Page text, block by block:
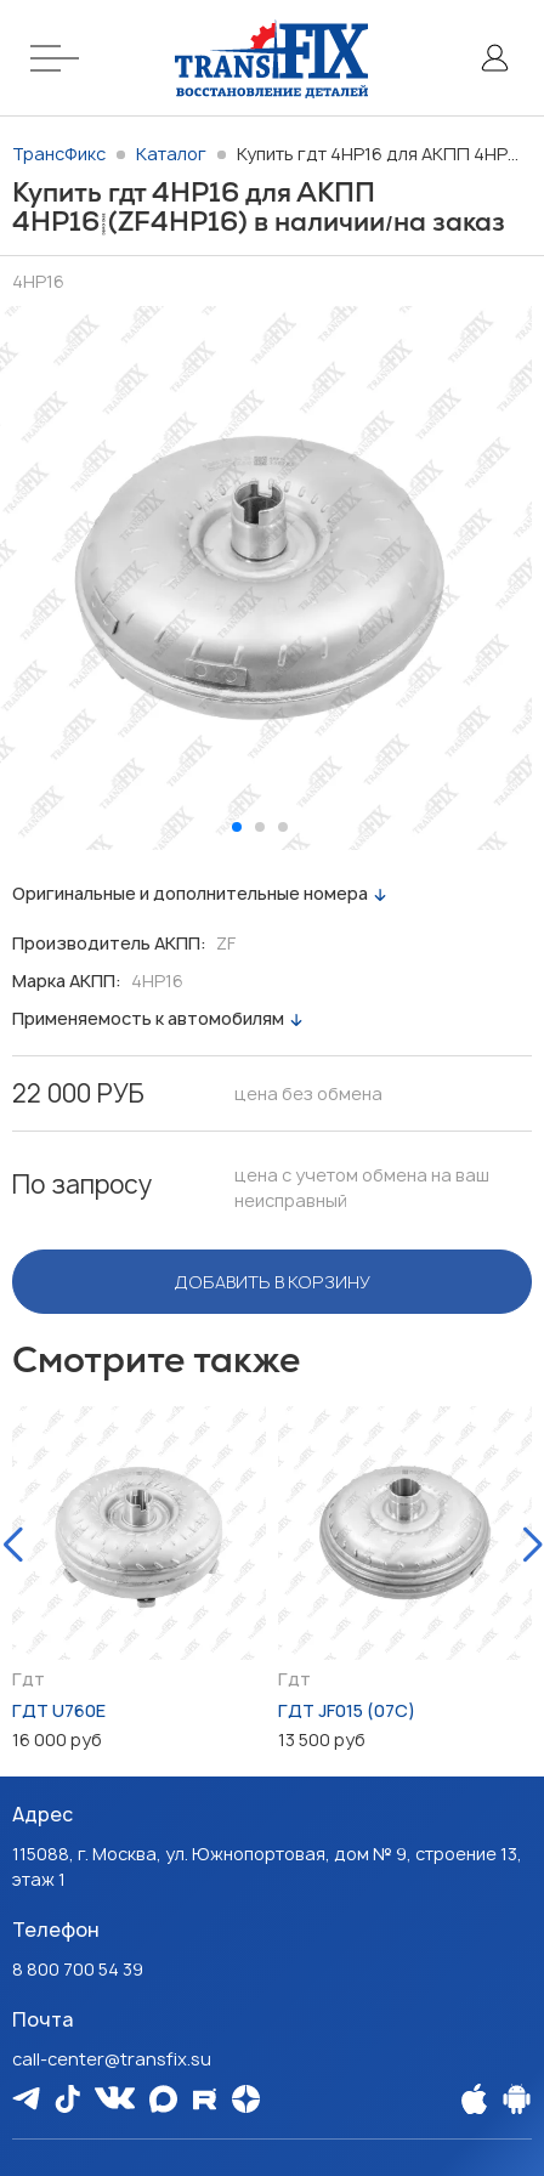
ТрансФикс Каталог Купить гдт 4HP16 для АКПП 4HP16 (ZF4HP16) в наличии/на заказ
Купить гдт 4HP16 для АКПП
4HP16 (ZF4HP16) в наличии/на заказ
4HP16
Оригинальные и дополнительные номера
Производитель АКПП: ZF
Марка АКПП: 4HP16
Применяемость к автомобилям
22 000 РУБ цена без обмена
По запросу
цена с учетом обмена на ваш
неисправный
ДОБАВИТЬ В КОРЗИНУ
Смотрите также
Гдт
ГДТ U760E
16 000 руб
Гдт
ГДТ JF015 (07C)
13 500 руб
Адрес
115088, г. Москва, ул. Южнопортовая, дом № 9, строение 13,
этаж 1
Телефон
8 800 700 54 39
Почта
call-center@transfix.su